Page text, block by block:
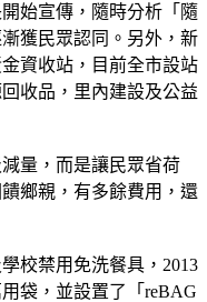
始宣傳，隨時分析「隨
獲民眾認同。另外，新
資收站，目前全市設站
收品，里內建設及公益
量，而是讓民眾省荷
鄉親，有多餘費用，還
校禁用免洗餐具，2013
袋，並設置了「reBAG